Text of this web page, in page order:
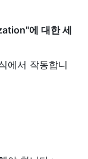
에 대한 세
에서 작동합니